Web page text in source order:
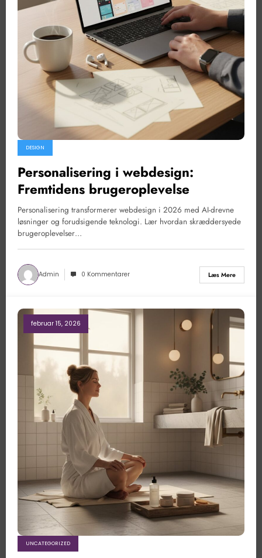
DESIGN
Personalisering i webdesign:
Fremtidens brugeroplevelse
Personalisering transformerer webdesign i 2026 med AI-drevne
løsninger og forudsigende teknologi. Lær hvordan skræddersyede
brugeroplevelser…
Admin 0 Kommentarer Læs Mere
februar 15, 2026
UNCATEGORIZED